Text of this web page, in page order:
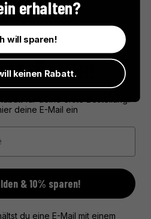
Öle, die die Essenz der Region
FÜR DICH!
deine E-Mail ein
& 10% sparen!
du eine E-Mail mit einem
erhalten?
will sparen!
keinen Rabatt.